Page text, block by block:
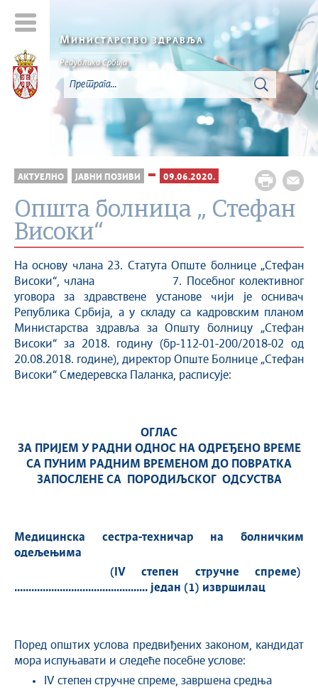
МИНИСТАРСТВО ЗДРАВЉА
Република Србија
АКТУЕЛНО ЈАВНИ ПОЗИВИ 09.06.2020.
Општа болница „ Стефан
Високи“
На основу члана 23. Статута Опште болнице „Стефан
Високи“, члана 7. Посебног колективног
уговора за здравствене установе чији је оснивач
Република Србија, а у складу са кадровским планом
Министарства здравља за Општу болницу „Стефан
Високи“ за 2018. годину (бр-112-01-200/2018-02 од
20.08.2018. године), директор Опште Болнице „Стефан
Високи“ Смедеревска Паланка, расписује:
ОГЛАС
ЗА ПРИЈЕМ У РАДНИ ОДНОС НА ОДРЕЂЕНО ВРЕМЕ
СА ПУНИМ РАДНИМ ВРЕМЕНОМ ДО ПОВРАТКА
ЗАПОСЛЕН EСА ПОРОДИЉСКОГ ОДСУСТВА
Медицинска сестра-техничар на болничким
одељењима
(IV степен стручне спреме)
............................................... један (1) извршилац
Поред општих услова предвиђених законом, кандидат
мора испуњавати и следеће посебне услове:
IV степен стручне спреме, завршена средња